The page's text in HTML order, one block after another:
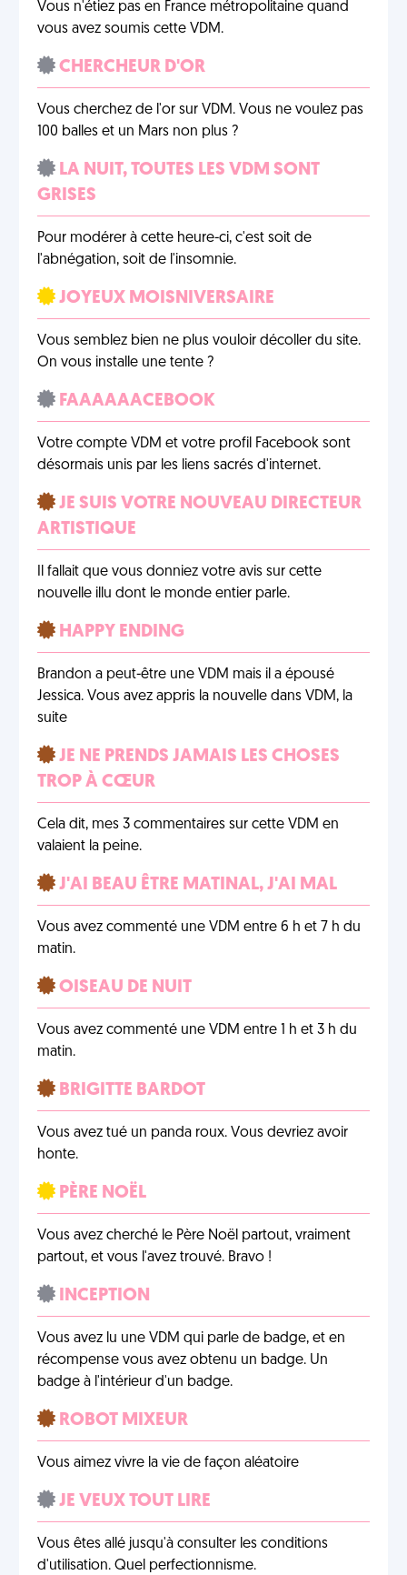
Vous n'étiez pas en France métropolitaine quand
vous avez soumis cette VDM.
CHERCHEUR D'OR
Vous cherchez de l'or sur VDM. Vous ne voulez pas
100 balles et un Mars non plus ?
LA NUIT, TOUTES LES VDM SONT
GRISES
Pour modérer à cette heure-ci, c'est soit de
l'abnégation, soit de l'insomnie.
JOYEUX MOISNIVERSAIRE
Vous semblez bien ne plus vouloir décoller du site.
On vous installe une tente ?
FAAAAAACEBOOK
Votre compte VDM et votre profil Facebook sont
désormais unis par les liens sacrés d'internet.
JE SUIS VOTRE NOUVEAU DIRECTEUR
ARTISTIQUE
Il fallait que vous donniez votre avis sur cette
nouvelle illu dont le monde entier parle.
HAPPY ENDING
Brandon a peut-être une VDM mais il a épousé
Jessica. Vous avez appris la nouvelle dans VDM, la
suite
JE NE PRENDS JAMAIS LES CHOSES
TROP À CŒUR
Cela dit, mes 3 commentaires sur cette VDM en
valaient la peine.
J'AI BEAU ÊTRE MATINAL, J'AI MAL
Vous avez commenté une VDM entre 6 h et 7 h du
matin.
OISEAU DE NUIT
Vous avez commenté une VDM entre 1 h et 3 h du
matin.
BRIGITTE BARDOT
Vous avez tué un panda roux. Vous devriez avoir
honte.
PÈRE NOËL
Vous avez cherché le Père Noël partout, vraiment
partout, et vous l'avez trouvé. Bravo !
INCEPTION
Vous avez lu une VDM qui parle de badge, et en
récompense vous avez obtenu un badge. Un
badge à l'intérieur d'un badge.
ROBOT MIXEUR
Vous aimez vivre la vie de façon aléatoire
JE VEUX TOUT LIRE
Vous êtes allé jusqu'à consulter les conditions
d'utilisation. Quel perfectionnisme.